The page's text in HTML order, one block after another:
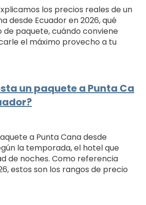
los precios reales de un
desde Ecuador en 2026, qué
de paquete, cuándo conviene
el máximo provecho a tu
un paquete a Punta Ca
a Punta Cana desde
la temporada, el hotel que
de noches. Como referencia
estos son los rangos de precio